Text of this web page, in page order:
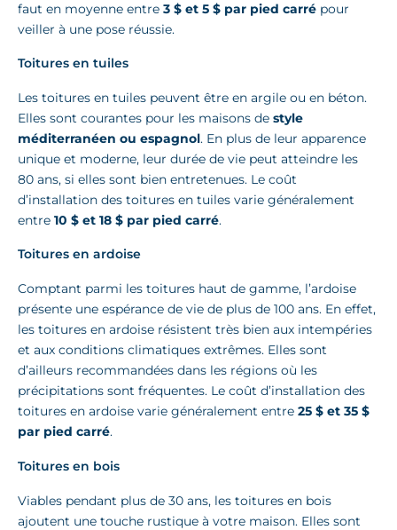
faut en moyenne entre 3 $ et 5 $ par pied carré pour
veiller à une pose réussie.
Toitures en tuiles
Les toitures en tuiles peuvent être en argile ou en béton.
Elles sont courantes pour les maisons de style
méditerranéen ou espagnol. En plus de leur apparence
unique et moderne, leur durée de vie peut atteindre les
80 ans, si elles sont bien entretenues. Le coût
d’installation des toitures en tuiles varie généralement
entre 10 $ et 18 $ par pied carré.
Toitures en ardoise
Comptant parmi les toitures haut de gamme, l’ardoise
présente une espérance de vie de plus de 100 ans. En effet,
les toitures en ardoise résistent très bien aux intempéries
et aux conditions climatiques extrêmes. Elles sont
d’ailleurs recommandées dans les régions où les
précipitations sont fréquentes. Le coût d’installation des
toitures en ardoise varie généralement entre 25 $ et 35 $
par pied carré.
Toitures en bois
Viables pendant plus de 30 ans, les toitures en bois
ajoutent une touche rustique à votre maison. Elles sont